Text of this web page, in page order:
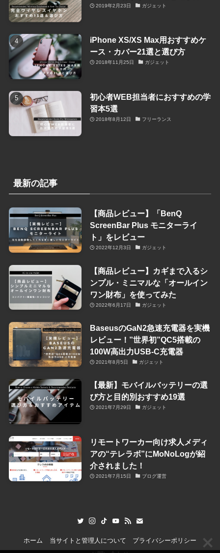
2019年2月23日 ガジェット
iPhone XS/XS Max用おすすめケ
ース・カバー21選と選び方
2018年11月25日 ガジェット
初心者WEB担当者におすすめの学
習本5選
2018年8月12日 フリーランス
最新の記事
【商品レビュー】「BenQ
ScreenBar Plus モニターライ
ト」をレビュー
2022年12月3日 ガジェット
【商品レビュー】カギまで入るシ
ンプル・ミニマルな「オールイン
ワン財布」を使ってみた
2022年6月17日 ガジェット
BaseusのGaN2急速充電器を実機
レビュー！”世界初”QC5搭載の
100W高出力USB-C充電器
2021年8月5日 ガジェット
【最新】モバイルバッテリーの選
び方と目的別おすすめ19選
2021年7月29日 ガジェット
リモートワーカー向け求人メディ
アの“テレラボ”にMoNoLogが紹
介されました！
2021年7月15日 ブログ運営
ホーム 当サイトと管理人について
プライバシーポリシー